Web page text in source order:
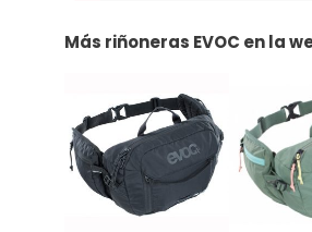
Más riñoneras EVOC en la